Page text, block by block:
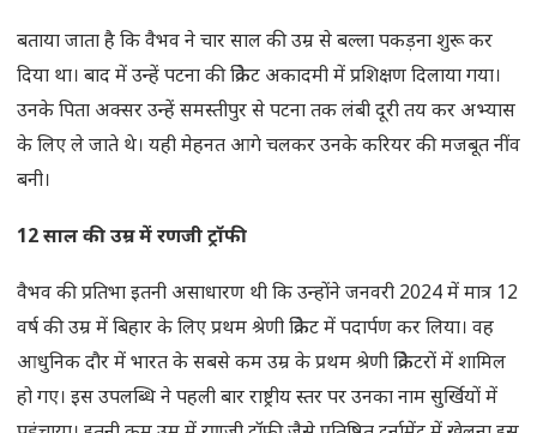
बताया जाता है कि वैभव ने चार साल की उम्र से बल्ला पकड़ना शुरू कर
दिया था। बाद में उन्हें पटना की क्रिकेट अकादमी में प्रशिक्षण दिलाया गया।
उनके पिता अक्सर उन्हें समस्तीपुर से पटना तक लंबी दूरी तय कर अभ्यास
के लिए ले जाते थे। यही मेहनत आगे चलकर उनके करियर की मजबूत नींव
बनी।
12साल की उम्र में रणजी ट्रॉफी
वैभव की प्रतिभा इतनी असाधारण थी कि उन्होंने जनवरी 2024 में मात्र 12
वर्ष की उम्र में बिहार के लिए प्रथम श्रेणी क्रिकेट में पदार्पण कर लिया। वह
आधुनिक दौर में भारत के सबसे कम उम्र के प्रथम श्रेणी क्रिकेटरों में शामिल
हो गए। इस उपलब्धि ने पहली बार राष्ट्रीय स्तर पर उनका नाम सुर्खियों में